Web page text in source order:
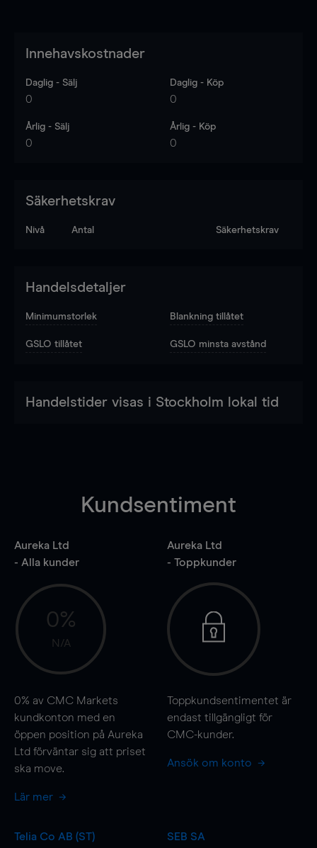
Innehavskostnader
Daglig - Sälj
0
Daglig - Köp
0
Årlig - Sälj
0
Årlig - Köp
0
Säkerhetskrav
Nivå Antal Säkerhetskrav
Handelsdetaljer
Minimumstorlek Blankning tillåtet
GSLO tillåtet GSLO minsta avstånd
Handelstider visas i Stockholm lokal tid
Kundsentiment
Aureka Ltd
- Alla kunder
0%
N/A
0% av CMC Markets
kundkonton med en
öppen position på Aureka
Ltd förväntar sig att priset
ska move.
Lär mer
Aureka Ltd
- Toppkunder
Toppkundsentimentet är
endast tillgängligt för
CMC-kunder.
Ansök om konto
Telia Co AB (ST)
SEB SA